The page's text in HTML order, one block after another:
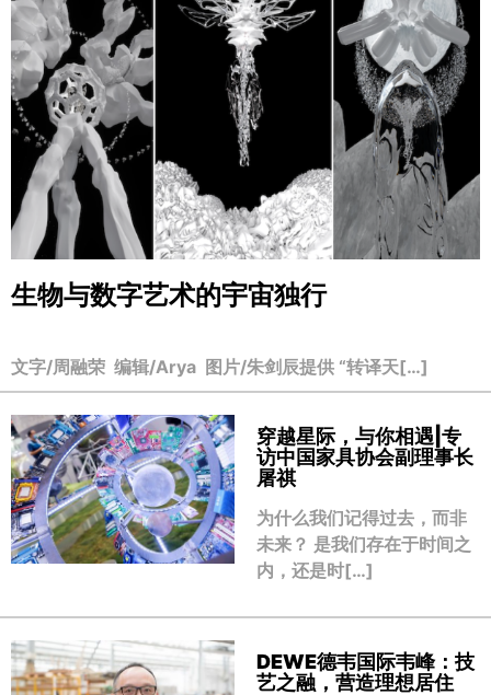
生物与数字艺术的宇宙独行
文字/周融荣 编辑/Arya 图片/朱剑辰提供 “转译天[…]
穿越星际，与你相遇|专
访中国家具协会副理事长
屠祺
为什么我们记得过去，而非
未来？ 是我们存在于时间之
内，还是时[…]
DEWE德韦国际韦峰：技
艺之融，营造理想居住